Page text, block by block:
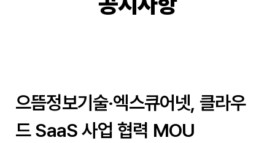
으뜸정보기술·엑스큐어넷, 클라우
드 SaaS 사업 협력 MOU